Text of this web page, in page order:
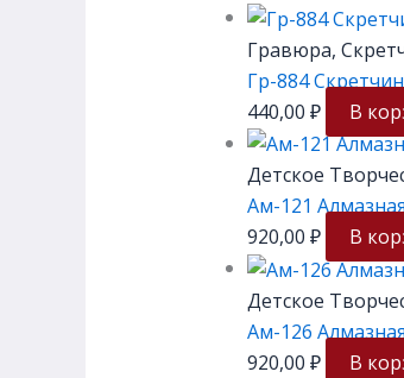
Гравюра,
Гр-884
440,00 ₽ В
Детское
Ам-121
920,00 ₽ В
Детское
Ам-126
920,00 ₽ В